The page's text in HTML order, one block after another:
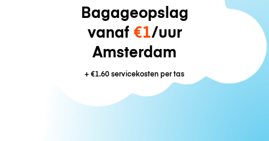
Bagageopslag
vanaf €1/uur
Amsterdam
+€1.60servicekosten per tas